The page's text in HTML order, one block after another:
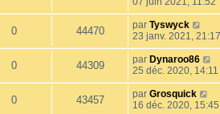
0 44470 par Tyswyck
23 janv. 2021, 21:17
0 44309 par Dynaroo86
25 déc. 2020, 14:11
0 43457 par Grosquick
16 déc. 2020, 15:45